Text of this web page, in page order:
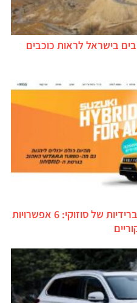
בישראל לראות כוכבים
הוצג הסדר פשרה בפרשת ההיברידיות של סוזוקי: 6 אפשרויות